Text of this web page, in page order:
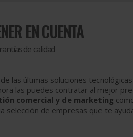
EN CUENTA
de calidad
las últimas soluciones
las puedes contratar al mejor
comercial y de marketing
selección de empresas que te